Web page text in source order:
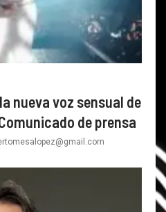
nueva voz sensual de
de prensa